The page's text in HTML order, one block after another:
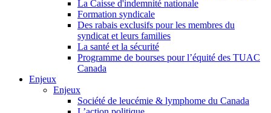
La Caisse d'indemnité nationale
Formation syndicale
Des rabais exclusifs pour les membres du
syndicat et leurs families
La santé et la sécurité
Programme de bourses pour l’équité des TUAC
Canada
Enjeux
Enjeux
Société de leucémie & lymphome du Canada